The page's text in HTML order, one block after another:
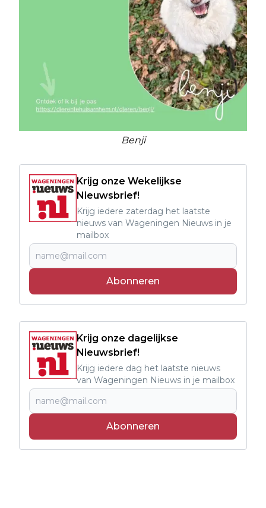
Benji
Krijg onze Wekelijkse
Nieuwsbrief!
Krijg iedere zaterdag het laatste
nieuws van Wageningen Nieuws in je
mailbox
Abonneren
Krijg onze dagelijkse
Nieuwsbrief!
Krijg iedere dag het laatste nieuws
van Wageningen Nieuws in je mailbox
Abonneren